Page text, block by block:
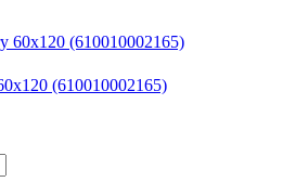
(610010002165)